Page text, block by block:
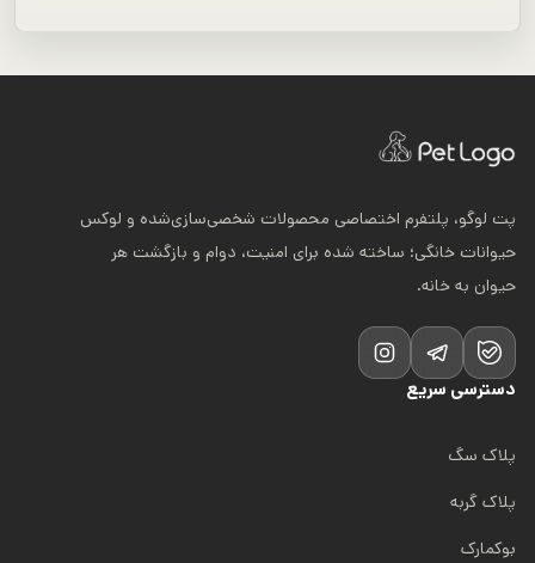
پت لوگو، پلتفرم اختصاصی محصولات شخصی‌سازی‌شده و لوکس
حیوانات خانگی؛ ساخته شده برای امنیت، دوام و بازگشت هر
حیوان به خانه.
دسترسی سریع
پلاک سگ
پلاک گربه
بوکمارک